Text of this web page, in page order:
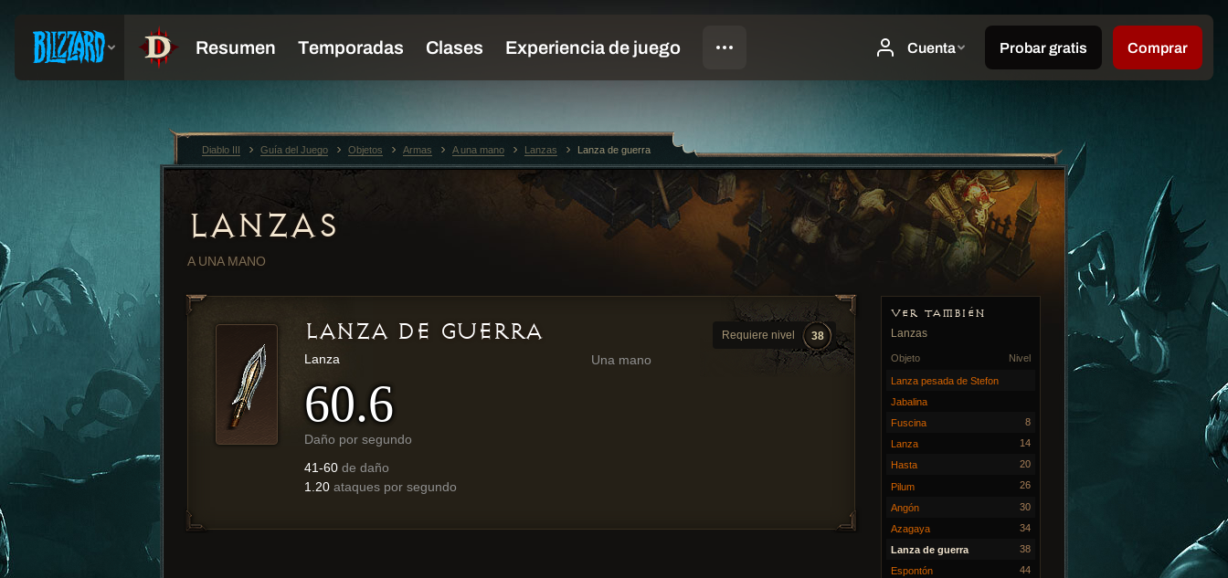
LANZAS
A UNA MANO
VER TAMBIÉN
Lanzas
Nivel
Objeto
Lanza pesada de Stefon
Jabalina
Fuscina
8
Lanza 14
Hasta 20
Pilum 26
Angón 30
Azagaya 34
Lanza de guerra 38
Espontón 44
Requiere nivel 38
LANZA DE GUERRA
Una mano
Lanza
60.6
Daño por segundo
41-60 de daño
1.20 ataques por segundo
Diablo III Guía del Juego Objetos Armas A una mano Lanzas Lanza de guerra